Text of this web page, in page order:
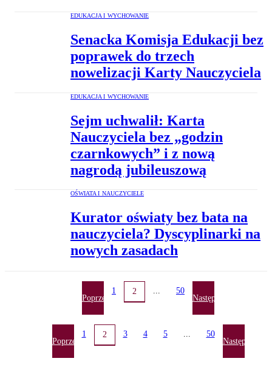
EDUKACJA I WYCHOWANIE
Senacka Komisja Edukacji bez
poprawek do trzech
nowelizacji Karty Nauczyciela
EDUKACJA I WYCHOWANIE
Sejm uchwalił: Karta
Nauczyciela bez „godzin
czarnkowych” i z nową
nagrodą jubileuszową
OŚWIATA I NAUCZYCIELE
Kurator oświaty bez bata na
nauczyciela? Dyscyplinarki na
nowych zasadach
Poprzednia
1 2 ... 50
Następna
Poprzednia
1 2 3 4 5 ... 50
Następna